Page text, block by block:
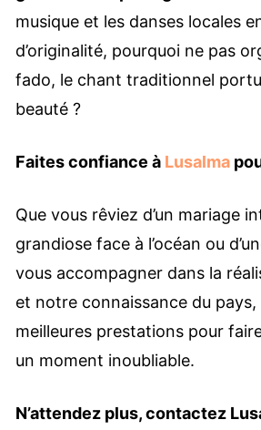
musique et les danses locales
d’originalité, pourquoi ne pas
fado, le chant traditionnel
beauté ?
Faites confiance à Lusalma
Que vous rêviez d’un mariage
grandiose face à l’océan ou
vous accompagner dans la
et notre connaissance du
meilleures prestations pour
un moment inoubliable.
N’attendez plus, contactez